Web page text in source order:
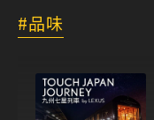
品味